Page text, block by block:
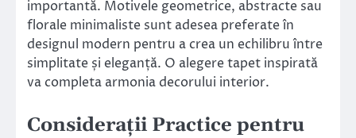
importantă. Motivele geometrice, abstracte sau
florale minimaliste sunt adesea preferate în
designul modern pentru a crea un echilibru între
simplitate și eleganță. O alegere tapet inspirată
va completa armonia decorului interior.
Considerații Practice pentru